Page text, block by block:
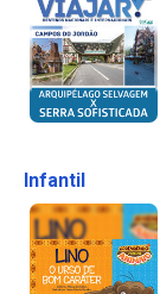
Infantil